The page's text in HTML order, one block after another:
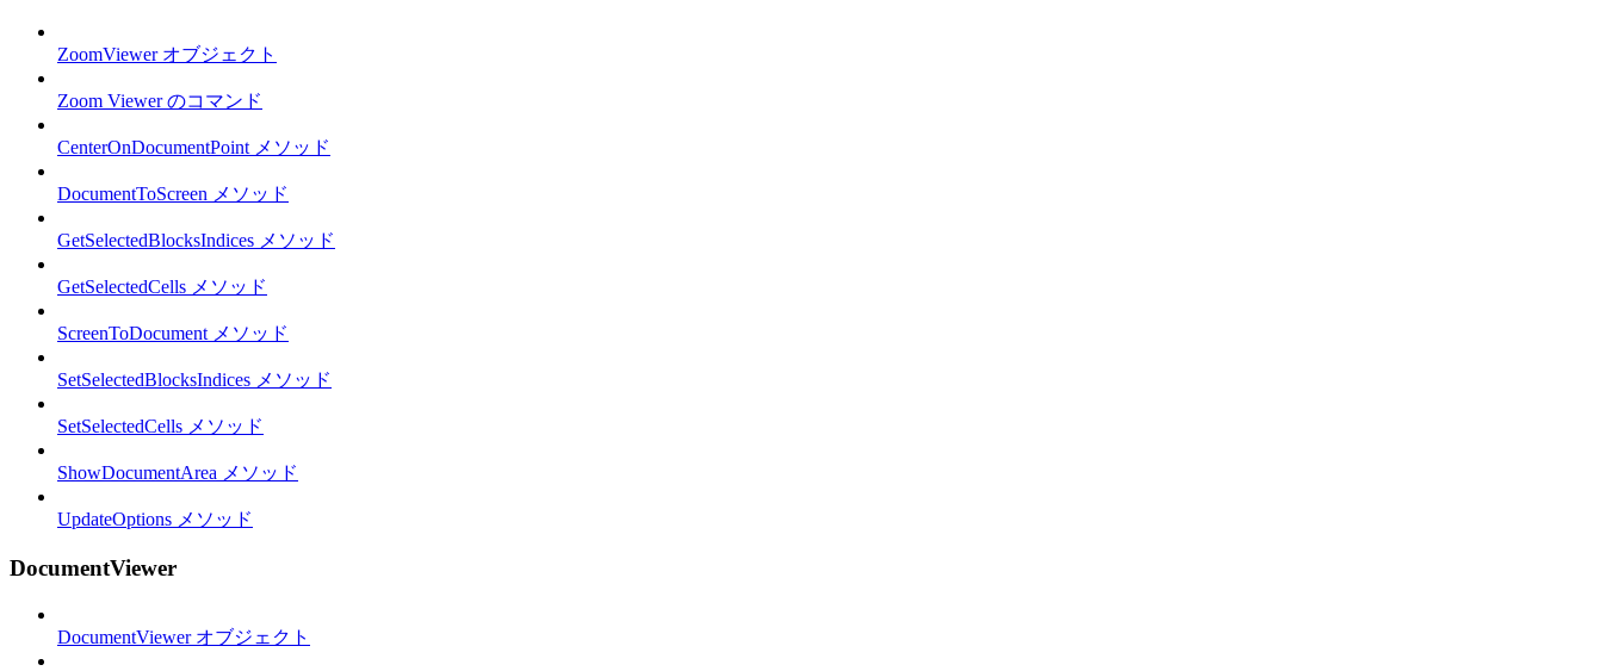
ZoomViewer オブジェクト
Zoom Viewer のコマンド
CenterOnDocumentPoint メソッド
DocumentToScreen メソッド
GetSelectedBlocksIndices メソッド
GetSelectedCells メソッド
ScreenToDocument メソッド
SetSelectedBlocksIndices メソッド
SetSelectedCells メソッド
ShowDocumentArea メソッド
UpdateOptions メソッド
DocumentViewer
DocumentViewer オブジェクト